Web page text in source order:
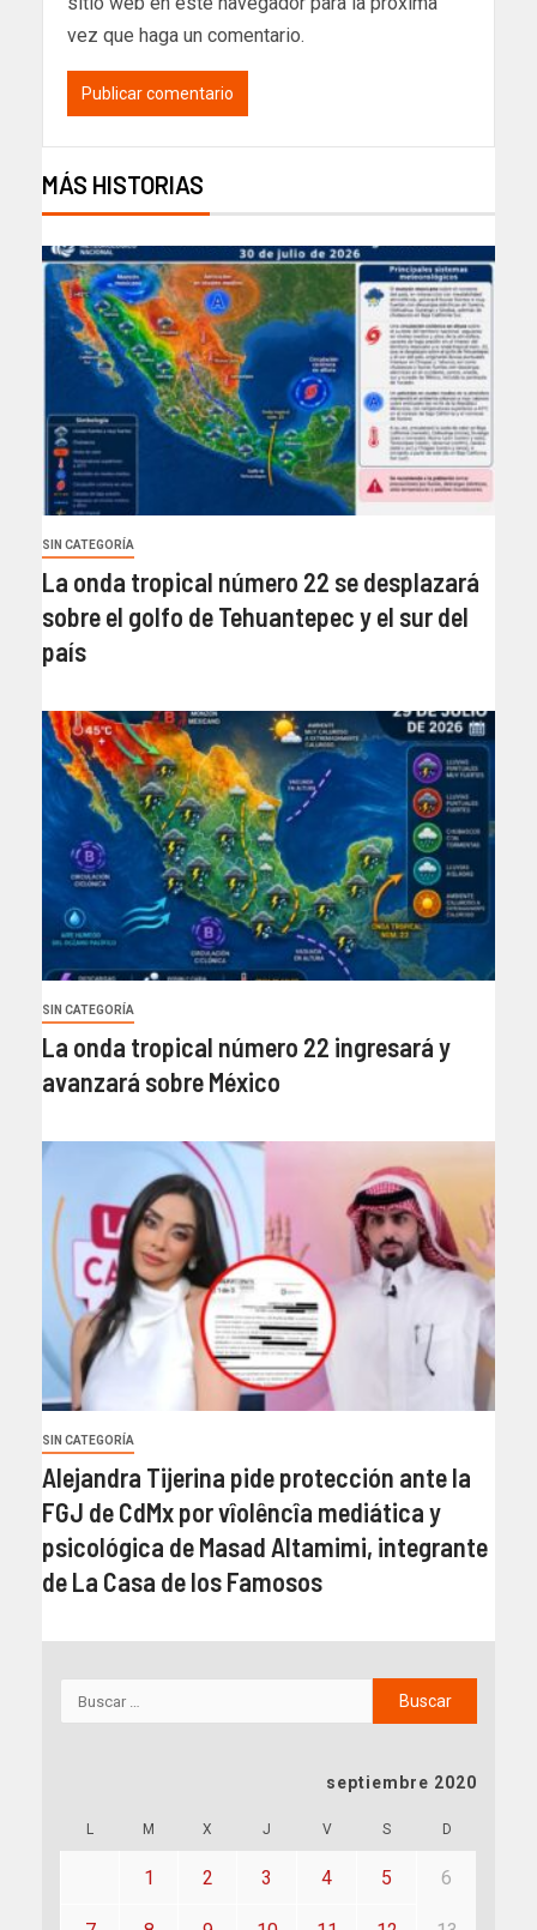
vez que haga un comentario.
MÁS HISTORIAS
SIN CATEGORÍA
La onda tropical número 22 se desplazará
sobre el golfo de Tehuantepec y el sur del
país
SIN CATEGORÍA
La onda tropical número 22 ingresará y
avanzará sobre México
SIN CATEGORÍA
Alejandra Tijerina pide protección ante la
FGJ de CdMx por vîolêncîa mediática y
psicológica de Masad Altamimi, integrante
de La Casa de los Famosos
septiembre 2020
L M X J V S D
1 2 3 4 5 6